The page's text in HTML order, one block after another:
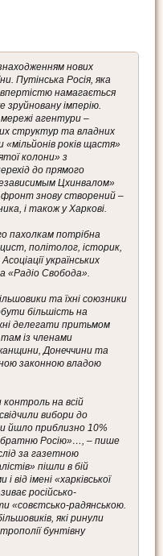
нових
Путінська Росія, яка
впертістю намагається
зруйновану імперію.
агентури –
структур та владних
«мільйонів років щастя»
колони» з
до прямого
Цхинвалом»
знову створений –
і також у Харкові.
пахолкам потрібна
політолог, історик,
українських
«Радіо Свобода».
та їхні союзники
більшість на
делегати притьмом
там із членами
Донеччини та
законною владою
контроль на всій
вибори до
йшло приблизно 10%
Росію»…, – пише
за газетною
пішли в бій
від імені «харківської
російсько-
«совєтсько-радянською.
які ринули
бунтівну